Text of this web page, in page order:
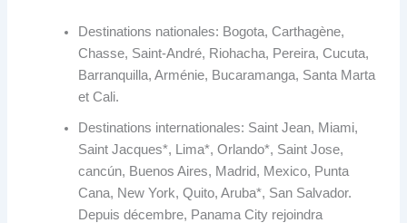
Destinations nationales: Bogota, Carthagène,
Chasse, Saint-André, Riohacha, Pereira, Cucuta,
Barranquilla, Arménie, Bucaramanga, Santa Marta
et Cali.
Destinations internationales: Saint Jean, Miami,
Saint Jacques*, Lima*, Orlando*, Saint Jose,
cancún, Buenos Aires, Madrid, Mexico, Punta
Cana, New York, Quito, Aruba*, San Salvador.
Depuis décembre, Panama City rejoindra